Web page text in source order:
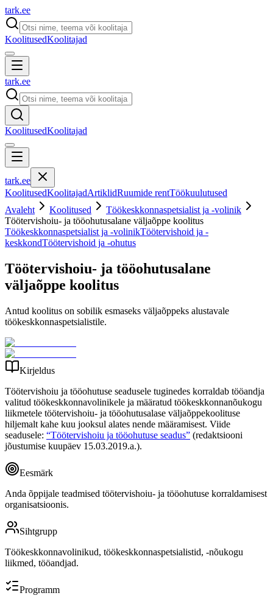
tark.ee
KoolitusedKoolitajad
tark.ee
KoolitusedKoolitajad
tark.ee
KoolitusedKoolitajadArtiklidRuumide rentTöökuulutused
Avaleht
Koolitused
Töökeskkonnaspetsialist ja -volinik
Töötervishoiu- ja tööohutusalane väljaõppe koolitus
Töökeskkonnaspetsialist ja -volinikTöötervishoid ja -
keskkondTöötervishoid ja -ohutus
Töötervishoiu- ja tööohutusalane
väljaõppe koolitus
Antud koolitus on sobilik esmaseks väljaõppeks alustavale
töökeskkonnaspetsialistile.
Kirjeldus
Töötervishoiu ja tööohutuse seadusele tuginedes korraldab tööandja
valitud töökeskkonnavolinikele ja määratud töökeskkonnanõukogu
liikmetele töötervishoiu- ja tööohutusalase väljaõppekoolituse
hiljemalt kahe kuu jooksul alates nende määramisest. Viide
seadusele: “Töötervishoiu ja tööohutuse seadus” (redaktsiooni
jõustumise kuupäev 15.03.2019.a.).
Eesmärk
Anda õppijale teadmised töötervishoiu- ja tööohutuse korraldamisest
organisatsioonis.
Sihtgrupp
Töökeskkonnavolinikud, töökeskkonnaspetsialistid, -nõukogu
liikmed, tööandjad.
Programm